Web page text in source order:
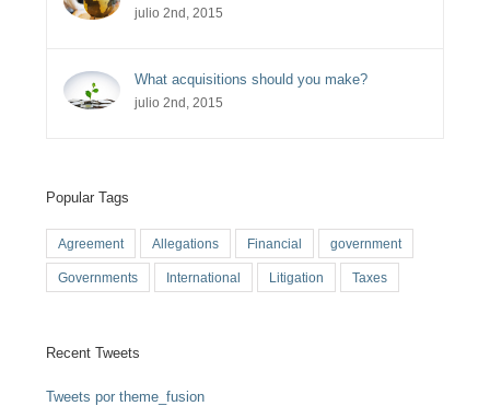
julio 2nd, 2015
What acquisitions should you make?
julio 2nd, 2015
Popular Tags
Agreement Allegations Financial government
Governments International Litigation Taxes
Recent Tweets
Tweets por theme_fusion